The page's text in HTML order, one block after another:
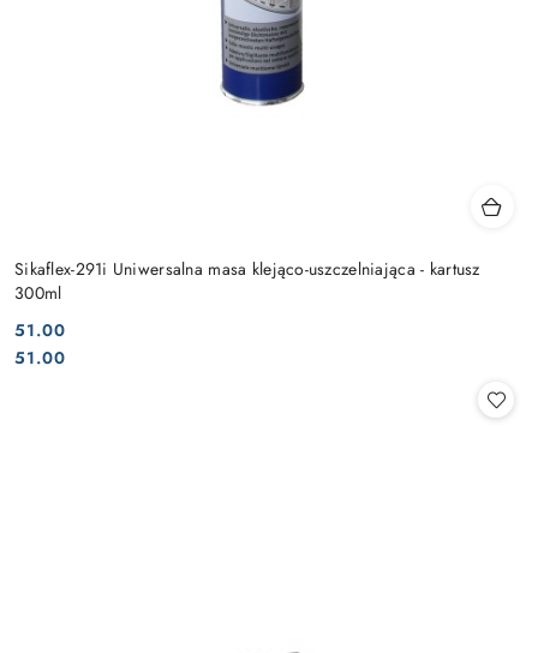
Sikaflex-291i Uniwersalna masa klejąco-uszczelniająca - kartusz
300ml
Cena:
51.00
Cena:
51.00